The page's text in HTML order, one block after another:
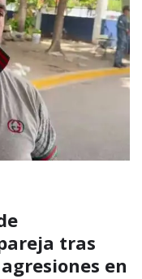
tras
en